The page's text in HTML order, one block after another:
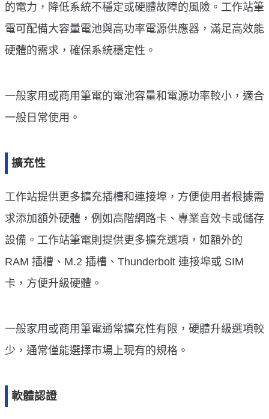
的電力，降低系統不穩定或硬體故障的風險。工作站筆
電可配備大容量電池與高功率電源供應器，滿足高效能
硬體的需求，確保系統穩定性。
一般家用或商用筆電的電池容量和電源功率較小，適合
一般日常使用。
擴充性
工作站提供更多擴充插槽和連接埠，方便使用者根據需
求添加額外硬體，例如高階網路卡、專業音效卡或儲存
設備。工作站筆電則提供更多擴充選項，如額外的
RAM 插槽、M.2 插槽、Thunderbolt 連接埠或 SIM
卡，方便升級硬體。
一般家用或商用筆電通常擴充性有限，硬體升級選項較
少，通常僅能選擇市場上現有的規格。
軟體認證